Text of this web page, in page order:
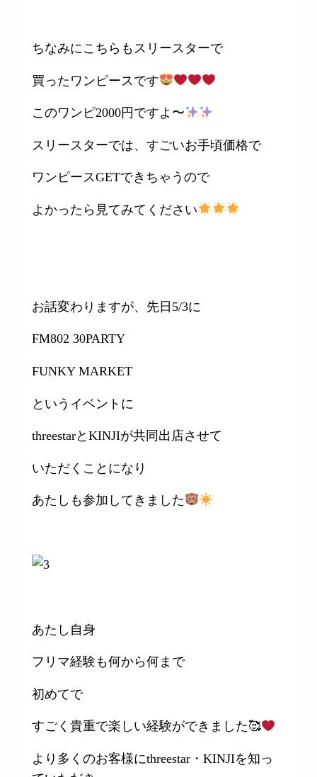
ちなみにこちらもスリースターで
買ったワンピースです
このワンピ2000円ですよ〜
スリースターでは、すごいお手頃価格で
ワンピースGETできちゃうので
よかったら見てみてください
お話変わりますが、先日5/3に
FM802 30PARTY
FUNKY MARKET
というイベントに
threestarとKINJIが共同出店させて
いただくことになり
あたしも参加してきました
あたし自身
フリマ経験も何から何まで
初めてで
すごく貴重で楽しい経験ができました🥰
より多くのお客様にthreestar・KINJIを知っ